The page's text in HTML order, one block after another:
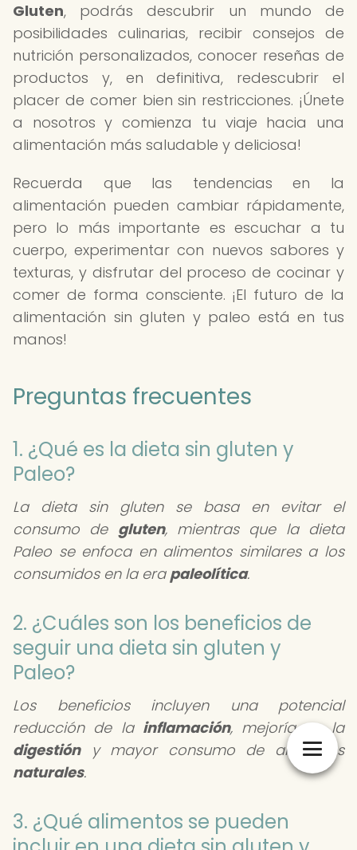
Gluten, podrás descubrir un mundo de
posibilidades culinarias, recibir consejos de
nutrición personalizados, conocer reseñas de
productos y, en definitiva, redescubrir el
placer de comer bien sin restricciones. ¡Únete
a nosotros y comienza tu viaje hacia una
alimentación más saludable y deliciosa!
Recuerda que las tendencias en la
alimentación pueden cambiar rápidamente,
pero lo más importante es escuchar a tu
cuerpo, experimentar con nuevos sabores y
texturas, y disfrutar del proceso de cocinar y
comer de forma consciente. ¡El futuro de la
alimentación sin gluten y paleo está en tus
manos!
Preguntas frecuentes
1. ¿Qué es la dieta sin gluten y
Paleo?
La dieta sin gluten se basa en evitar el
consumo de gluten, mientras que la dieta
Paleo se enfoca en alimentos similares a los
consumidos en la era paleolítica.
2. ¿Cuáles son los beneficios de
seguir una dieta sin gluten y
Paleo?
Los beneficios incluyen una potencial
reducción de la inflamación, mejoría en la
digestióny mayor consumo de alimentos
naturales.
3. ¿Qué alimentos se pueden